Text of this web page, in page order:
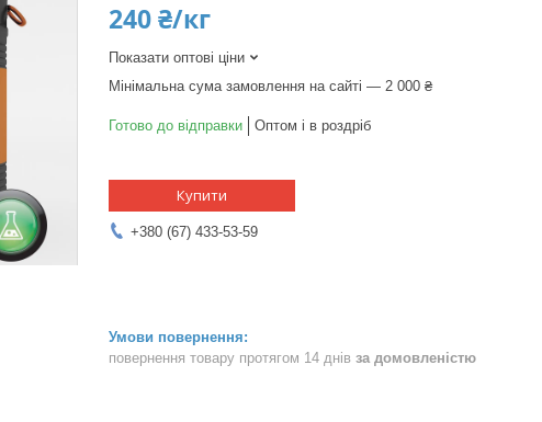
240 ₴/кг
Показати оптові ціни
Мінімальна сума замовлення на сайті — 2 000 ₴
Готово до відправки Оптом і в роздріб
Купити
+380 (67) 433-53-59
повернення товару протягом 14 днів за домовленістю